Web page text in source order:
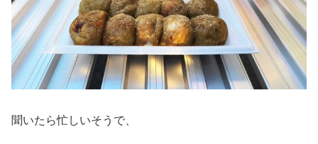
聞いたら忙しいそうで、